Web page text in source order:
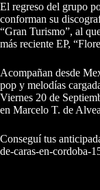
El regreso del grupo
conforman su
“Gran Turismo”, al
más reciente EP,
Acompañan desde
pop y melodías
Viernes 20 de
en Marcelo T. de
Conseguí tus
de-caras-en-cordoba-